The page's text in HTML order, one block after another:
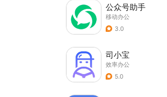
公众号助手
移动办公
3.0
司小宝
效率办公
5.0